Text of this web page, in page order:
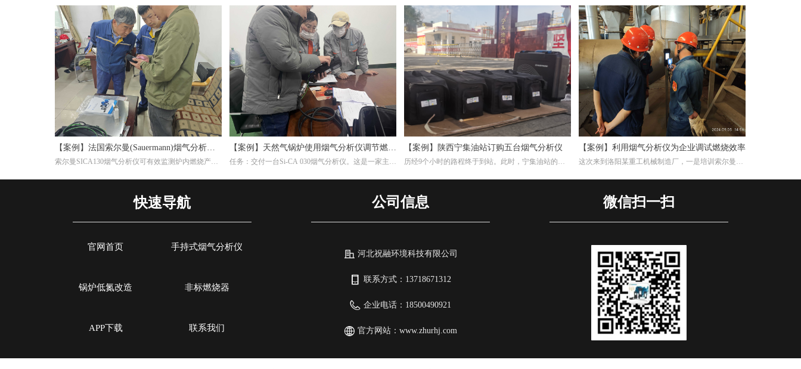
【案例】法国索尔曼(Sauermann)烟气分析仪
在钢厂的应用
索尔曼SICA130烟气分析仪可有效监测炉内燃烧产物
热，烟气分析仪能检测有害排放物(如NOₓ、CO)，确
保符合环保标准，同时优化燃烧效率。通过分析烟气
【案例】天然气锅炉使用烟气分析仪调节燃烧
效率
任务：交付一台Si-CA 030烟气分析仪。这是一家主要
Si-CA030烟气分析仪。此款烟气分析仪包含O2,CO两
个气体传感器，能够准确测量烟气中的氧气含量。
【案例】陕西宁集油站订购五台烟气分析仪
历经9个小时的路程终于到站。此时，宁集油站的工
仪的注意事项。
【案例】利用烟气分析仪为企业调试燃烧效率
这次来到洛阳某重工机械制造厂，一是培训索尔曼烟
注重，而节能减排重要一环就是提高燃烧效率，因此
我们带着索尔曼烟气分析仪来这里，并且为工厂解决
官网首页 手持式烟气分析仪
APP下载
非标燃烧器
锅炉低氮改造
联系我们
快速导航
河北祝融环境科技有限公司
联系方式： 13718671312
企业电话： 18500490921
官方网站： www.zhurhj.com
公司信息 微信扫一扫